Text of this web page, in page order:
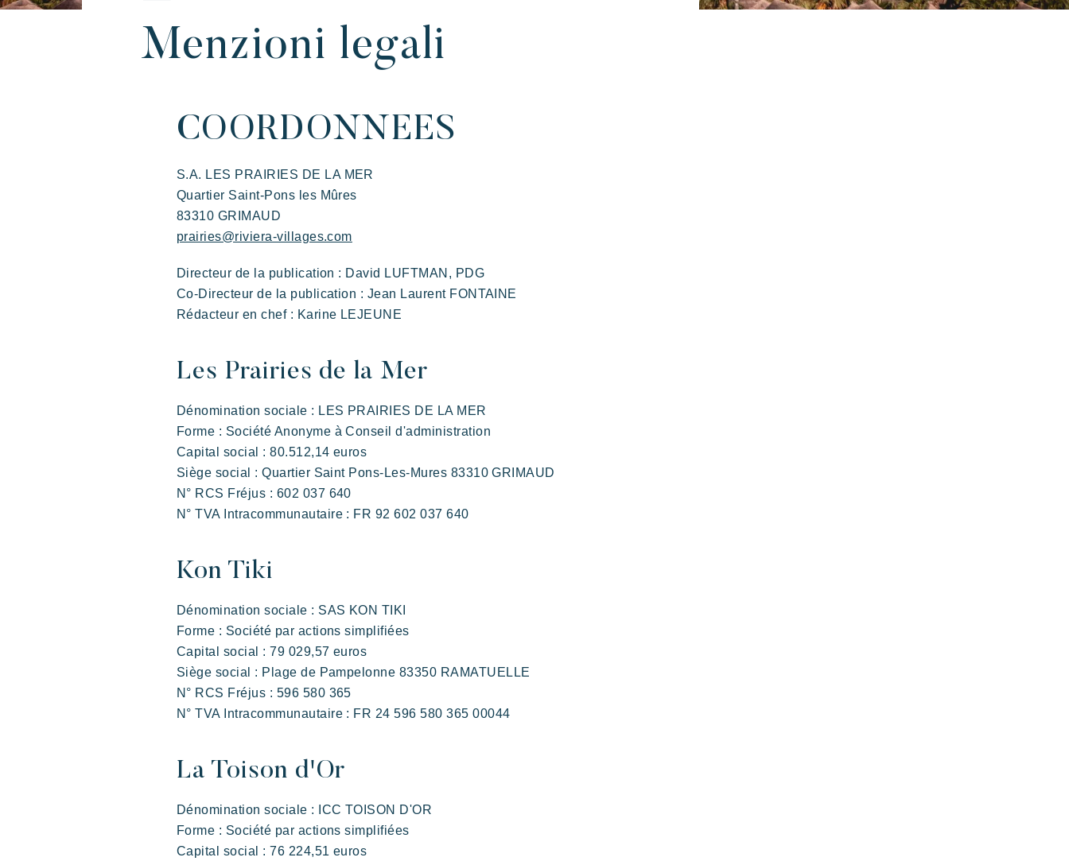
L'esperienza Rivera
L'arte dell'ospitalità
Vacanze in movimento Divertirsi in famiglia Prendersi il tempo
Menzioni legali
COORDONNEES
S.A. LES PRAIRIES DE LA MER
Quartier Saint-Pons les Mûres
83310 GRIMAUD
prairies@riviera-villages.com
Directeur de la publication : David LUFTMAN, PDG
Co-Directeur de la publication : Jean Laurent FONTAINE
Rédacteur en chef : Karine LEJEUNE
Les Prairies de la Mer
Dénomination sociale : LES PRAIRIES DE LA MER
Forme : Société Anonyme à Conseil d'administration
Capital social : 80.512,14 euros
Siège social : Quartier Saint Pons-Les-Mures 83310 GRIMAUD
N° RCS Fréjus : 602 037 640
N° TVA Intracommunautaire : FR 92 602 037 640
Kon Tiki
Dénomination sociale : SAS KON TIKI
Forme : Société par actions simplifiées
Capital social : 79 029,57 euros
Siège social : Plage de Pampelonne 83350 RAMATUELLE
N° RCS Fréjus : 596 580 365
N° TVA Intracommunautaire : FR 24 596 580 365 00044
La Toison d'Or
Dénomination sociale : ICC TOISON D'OR
Forme : Société par actions simplifiées
Capital social : 76 224,51 euros